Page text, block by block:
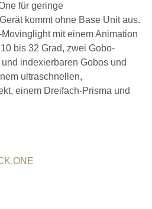
für geringe
kommt ohne Base Unit aus.
mit einem Animation
bis 32 Grad, zwei Gobo-
indexierbaren Gobos und
ultraschnellen,
einem Dreifach-Prisma und